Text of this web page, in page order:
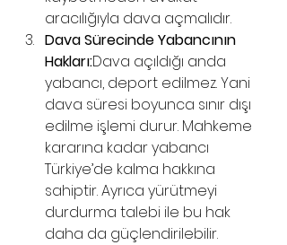
aracılığıyla dava açmalıdır.
Dava Sürecinde Yabancının
Hakları:Dava açıldığı anda
yabancı, deport edilmez. Yani
dava süresi boyunca sınır dışı
edilme işlemi durur. Mahkeme
kararına kadar yabancı
Türkiye’de kalma hakkına
sahiptir. Ayrıca yürütmeyi
durdurma talebi ile bu hak
daha da güçlendirilebilir.